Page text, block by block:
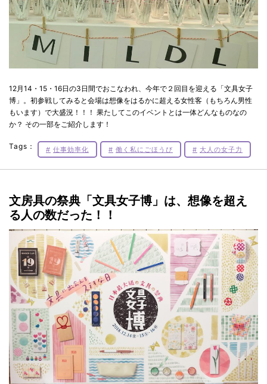
12月14・15・16日の3日間でおこなわれ、今年で２回目を迎える「文具女子
博」。初参戦してみると会場は想像をはるかに超える女性客（もちろん男性
もいます）で大盛況！！！ 果たしてこのイベントとは一体どんなものなの
か？ その一部をご紹介します！
Tags： 仕事効率化 働く私にごほうび 大人の女子力
文房具の祭典「文具女子博」は、想像を超え
る人の数だった！！